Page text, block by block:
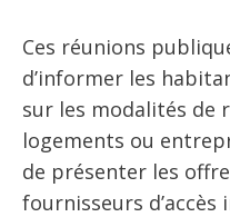
Ces réunions
d’informer les
sur les modalités de
logements ou
de présenter les
fournisseurs d’accès